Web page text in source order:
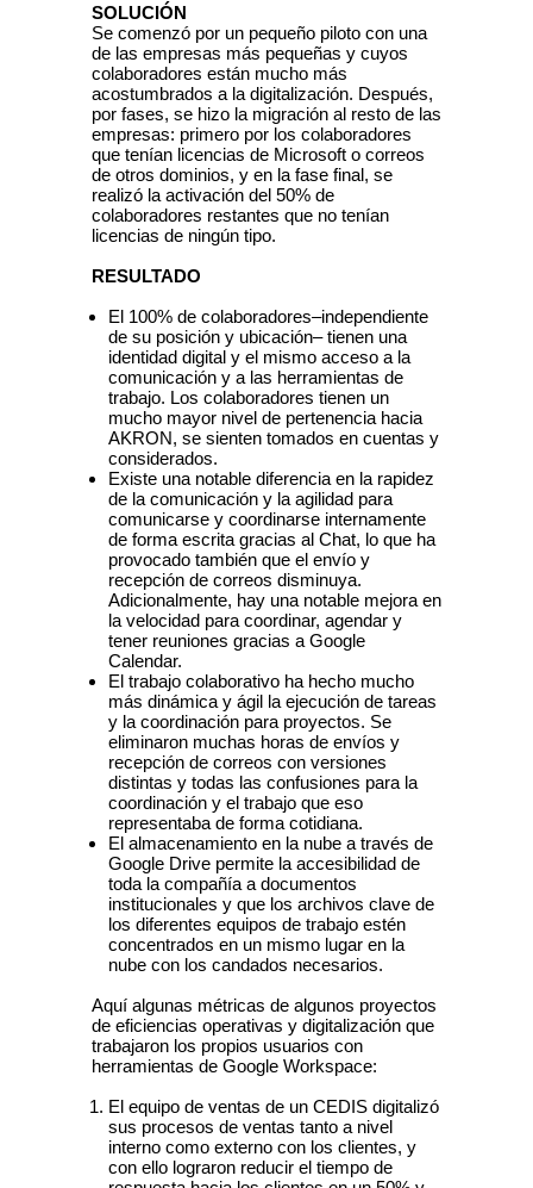
SOLUCIÓN
Se comenzó por un pequeño piloto con una
de las empresas más pequeñas y cuyos
colaboradores están mucho más
acostumbrados a la digitalización. Después,
por fases, se hizo la migración al resto de las
empresas: primero por los colaboradores
que tenían licencias de Microsoft o correos
de otros dominios, y en la fase final, se
realizó la activación del 50% de
colaboradores restantes que no tenían
licencias de ningún tipo.
RESULTADO
El 100% de colaboradores–independiente
de su posición y ubicación– tienen una
identidad digital y el mismo acceso a la
comunicación y a las herramientas de
trabajo. Los colaboradores tienen un
mucho mayor nivel de pertenencia hacia
AKRON, se sienten tomados en cuentas y
considerados.
Existe una notable diferencia en la rapidez
de la comunicación y la agilidad para
comunicarse y coordinarse internamente
de forma escrita gracias al Chat, lo que ha
provocado también que el envío y
recepción de correos disminuya.
Adicionalmente, hay una notable mejora en
la velocidad para coordinar, agendar y
tener reuniones gracias a Google
Calendar.
El trabajo colaborativo ha hecho mucho
más dinámica y ágil la ejecución de tareas
y la coordinación para proyectos. Se
eliminaron muchas horas de envíos y
recepción de correos con versiones
distintas y todas las confusiones para la
coordinación y el trabajo que eso
representaba de forma cotidiana.
El almacenamiento en la nube a través de
Google Drive permite la accesibilidad de
toda la compañía a documentos
institucionales y que los archivos clave de
los diferentes equipos de trabajo estén
concentrados en un mismo lugar en la
nube con los candados necesarios.
Aquí algunas métricas de algunos proyectos
de eficiencias operativas y digitalización que
trabajaron los propios usuarios con
herramientas de Google Workspace:
El equipo de ventas de un CEDIS digitalizó
sus procesos de ventas tanto a nivel
interno como externo con los clientes, y
con ello lograron reducir el tiempo de